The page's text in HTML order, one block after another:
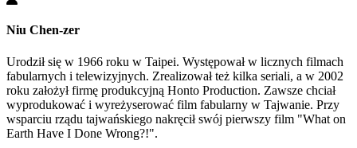
Niu Chen-zer
Urodził się w 1966 roku w Taipei. Występował w licznych filmach
fabularnych i telewizyjnych. Zrealizował też kilka seriali, a w 2002
roku założył firmę produkcyjną Honto Production. Zawsze chciał
wyprodukować i wyreżyserować film fabularny w Tajwanie. Przy
wsparciu rządu tajwańskiego nakręcił swój pierwszy film "What on
Earth Have I Done Wrong?!".